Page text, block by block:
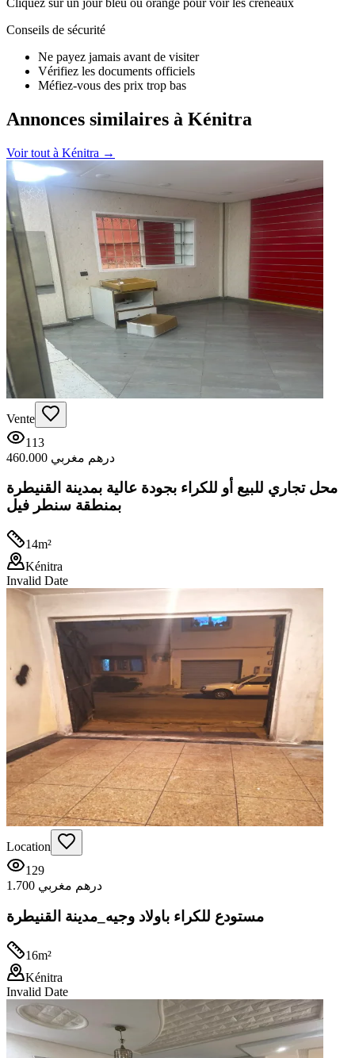
Conseils de sécurité
Ne payez jamais avant de visiter
Vérifiez les documents officiels
Méfiez-vous des prix trop bas
Annonces similaires à Kénitra
Voir tout à Kénitra →
Vente
113
460.000 درهم مغربي
محل تجاري للبيع أو للكراء بجودة عالية بمدينة القنيطرة
بمنطقة سنطر فيل
14m²
Kénitra
Invalid Date
Location
129
1.700 درهم مغربي
مستودع للكراء باولاد وجيه_مدينة القنيطرة
16m²
Kénitra
Invalid Date